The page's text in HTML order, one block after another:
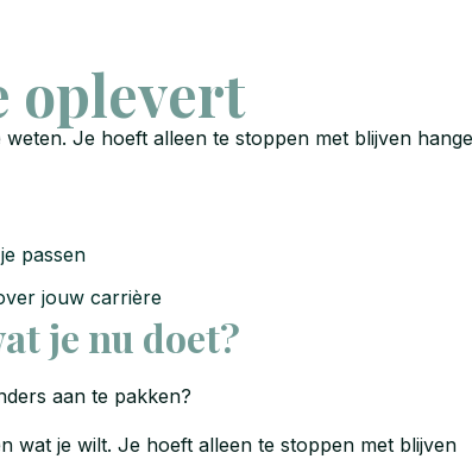
oplevert
Je hoeft alleen te stoppen met blijven
passen
jouw carrière
je nu doet?
aan te pakken?
wat je wilt. Je hoeft alleen te stoppen met blijven